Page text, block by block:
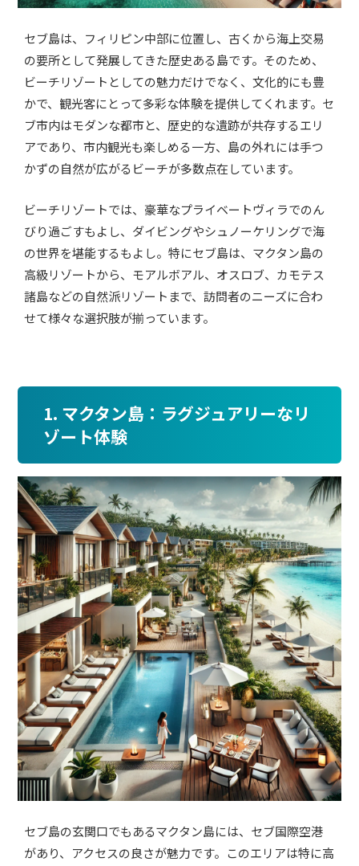
セブ島は、フィリピン中部に位置し、古くから海上交易
の要所として発展してきた歴史ある島です。そのため、
ビーチリゾートとしての魅力だけでなく、文化的にも豊
かで、観光客にとって多彩な体験を提供してくれます。セ
ブ市内はモダンな都市と、歴史的な遺跡が共存するエリ
アであり、市内観光も楽しめる一方、島の外れには手つ
かずの自然が広がるビーチが多数点在しています。
ビーチリゾートでは、豪華なプライベートヴィラでのん
びり過ごすもよし、ダイビングやシュノーケリングで海
の世界を堪能するもよし。特にセブ島は、マクタン島の
高級リゾートから、モアルボアル、オスロブ、カモテス
諸島などの自然派リゾートまで、訪問者のニーズに合わ
せて様々な選択肢が揃っています。
1. マクタン島：ラグジュアリーなリ
ゾート体験
セブ島の玄関口でもあるマクタン島には、セブ国際空港
があり、アクセスの良さが魅力です。このエリアは特に高